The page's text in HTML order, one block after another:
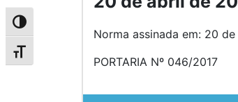
Alternar alto contraste
Alternar tamanho da fonte
Norma assinada em: 20
PORTARIA Nº 046/2017